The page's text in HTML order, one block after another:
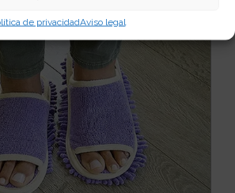
de privacidadAviso legal